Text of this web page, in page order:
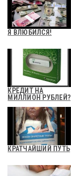
Я ВЛЮБИЛСЯ!
КРЕДИТ НА
МИЛЛИОН РУБЛЕЙ?
КРАТЧАЙШИЙ ПУТЬ